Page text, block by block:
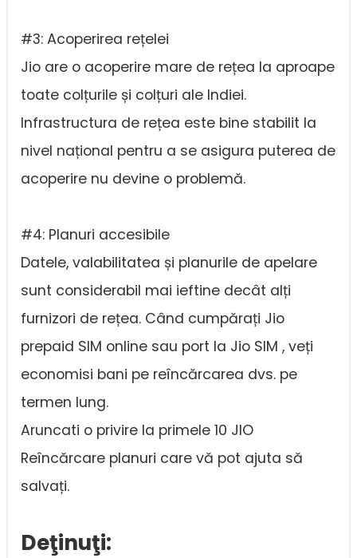
#3: Acoperirea rețelei
Jio are o acoperire mare de rețea la aproape
toate colțurile și colțuri ale Indiei.
Infrastructura de rețea este bine stabilit la
nivel național pentru a se asigura puterea de
acoperire nu devine o problemă.
#4: Planuri accesibile
Datele, valabilitatea și planurile de apelare
sunt considerabil mai ieftine decât alți
furnizori de rețea. Când cumpărați Jio
prepaid SIM online sau port la Jio SIM , veți
economisi bani pe reîncărcarea dvs. pe
termen lung.
Aruncati o privire la primele 10 JIO
Reîncărcare planuri care vă pot ajuta să
salvați.
Deţinuţi: